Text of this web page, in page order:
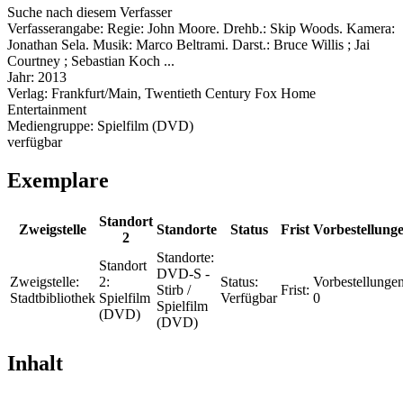
Suche nach diesem Verfasser
Verfasserangabe: Regie: John Moore. Drehb.: Skip Woods. Kamera:
Jonathan Sela. Musik: Marco Beltrami. Darst.: Bruce Willis ; Jai
Courtney ; Sebastian Koch ...
Jahr: 2013
Verlag: Frankfurt/Main, Twentieth Century Fox Home
Entertainment
Mediengruppe: Spielfilm (DVD)
verfügbar
Exemplare
Zweigstelle
Standort
2
Standorte Status Frist
Zweigstelle:
Stadtbibliothek
Standort
2:
Spielfilm
(DVD)
Standorte:
DVD-S -
Stirb /
Spielfilm
(DVD)
Status:
Verfügbar
Frist:
0
Inhalt